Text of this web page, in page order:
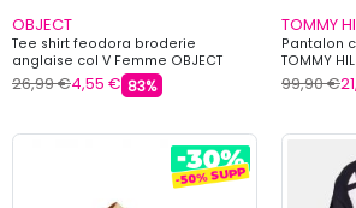
OBJECT
Tee shirt feodora broderie
anglaise col V Femme OBJECT
26,99 €4,55 € 83%
TOMMY
Pantalon
TOMMY
99,90 €